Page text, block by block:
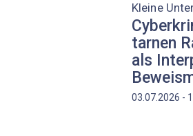
Kleine
tarnen
als
03.07.2026 -